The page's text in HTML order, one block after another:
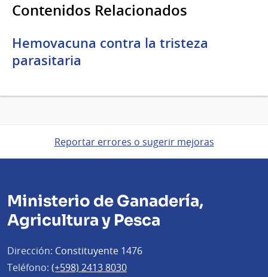
Contenidos Relacionados
Hemovacuna contra la tristeza
parasitaria
Reportar errores o sugerir mejoras
Ministerio de Ganadería,
Agricultura y Pesca
Dirección: Constituyente 1476
Teléfono: (+598) 2413 8030